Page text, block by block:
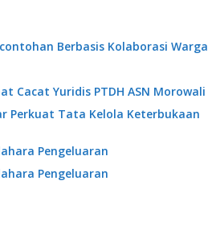
Berbasis Kolaborasi Warga
Cacat Yuridis PTDH ASN Morowali
Perkuat Tata Kelola Keterbukaan
Pengeluaran
Pengeluaran